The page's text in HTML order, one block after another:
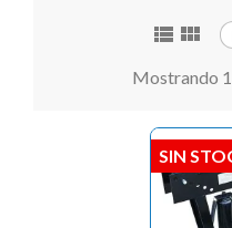
 
Mostrando
SIN